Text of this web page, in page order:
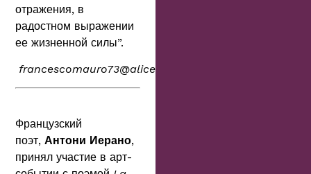
отражения, в
радостном выражении
ее жизненной силы”.
francescomauro73@alice.it
Французский
поэт,Антони Иерано,
принял участие в арт-